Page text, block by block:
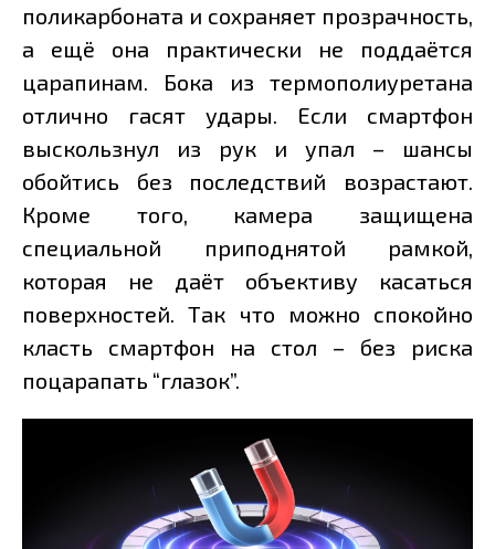
поликарбоната и сохраняет прозрачность,
а ещё она практически не поддаётся
царапинам. Бока из термополиуретана
отлично гасят удары. Если смартфон
выскользнул из рук и упал – шансы
обойтись без последствий возрастают.
Кроме того, камера защищена
специальной приподнятой рамкой,
которая не даёт объективу касаться
поверхностей. Так что можно спокойно
класть смартфон на стол – без риска
поцарапать “глазок”.